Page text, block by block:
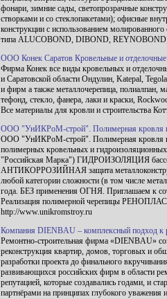
фонари, зимние сады, светопрозрачные
створками и со стеклопакетами); офисные
конструкции с использованием
типа ALUCOBOND, DIBOND, REYNOBOND;
ООО Конек Саратов Кровельные и
Фирма Конек все виды кровельных и
и Саратовской области Ондулин, Katepal,
и фирм а также металлочерепица, полиалпан,
тефонд, стекло, фанера, лаки и краски,
Все материалы для кровли и строительства
ООО "УнИКРоМ-строй". Полимерная
ООО "УнИКРоМ-строй". Полимерная кровля и
полимерных кровельных и
"Российская Марка") ГИДРОИЗОЛЯЦИЯ
АНТИКОРРОЗИЙНАЯ защита
любой категории сложности (в том числе
года. БЕЗ применения ОГНЯ. Приглашаем к
Реализация полимерной черепицы
http://www.unikromstroy.ru
Компания DIENBAU – комплексный подход к
Ремонтно-строительная фирма «DIENBAU»
реконструкция квартир, домов, торговых и
разработки проекта до финального
развивающихся российских фирм в области
репутацией, которые создавались годами, и
партнёрами на принципах глубокого уважения